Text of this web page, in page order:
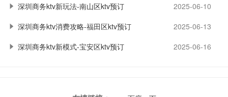
深圳商务ktv新玩法-南山区ktv预订
2025-06-10
深圳商务ktv消费攻略-福田区ktv预订
2025-06-13
深圳商务ktv新模式-宝安区ktv预订
2025-06-16